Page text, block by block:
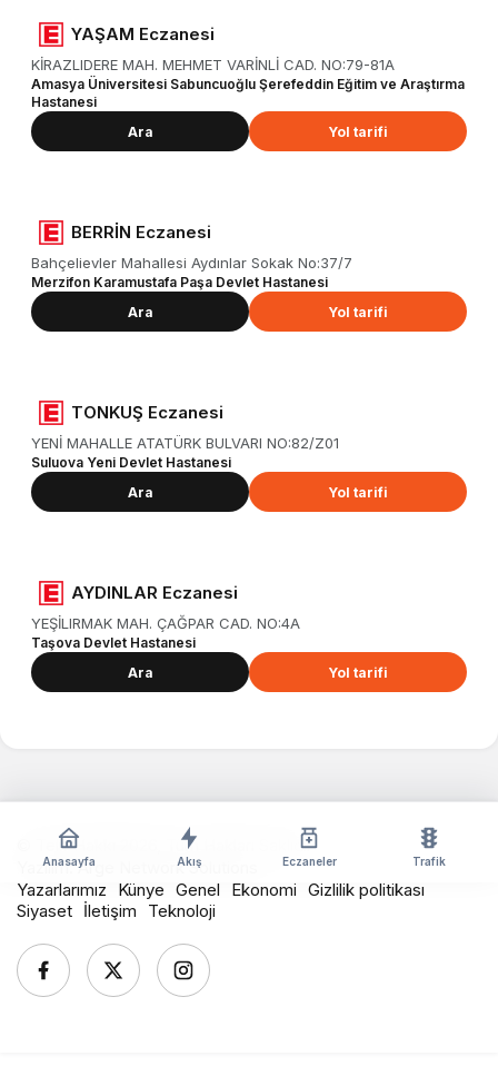
YAŞAM Eczanesi
KİRAZLIDERE MAH. MEHMET VARİNLİ CAD. NO:79-81A
Amasya Üniversitesi Sabuncuoğlu Şerefeddin Eğitim ve Araştırma
Hastanesi
Ara
Yol tarifi
BERRİN Eczanesi
Bahçelievler Mahallesi Aydınlar Sokak No:37/7
Merzifon Karamustafa Paşa Devlet Hastanesi
Ara
Yol tarifi
TONKUŞ Eczanesi
YENİ MAHALLE ATATÜRK BULVARI NO:82/Z01
Suluova Yeni Devlet Hastanesi
Ara
Yol tarifi
AYDINLAR Eczanesi
YEŞİLIRMAK MAH. ÇAĞPAR CAD. NO:4A
Taşova Devlet Hastanesi
Ara
Yol tarifi
Anasayfa Akış Eczaneler Trafik
© Telif Hakkı 2026, Tüm Hakları Saklıdır
Yazılım:Arge Network Solutions
Yazarlarımız
Künye Genel Ekonomi Gizlilik politikası
Siyaset İletişim Teknoloji